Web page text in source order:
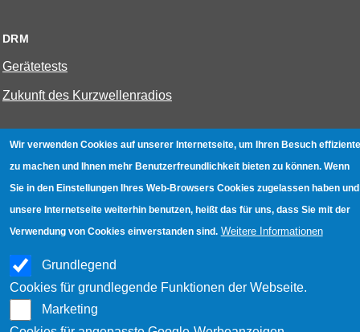
DRM
Gerätetests
Zukunft des Kurzwellenradios
W-LAN
Bestenliste
Gerätetests
Hotspot absichern
WLAN-Testbuch
Wir verwenden Cookies auf unserer Internetseite, um Ihren Besuch
zu machen und Ihnen mehr Benutzerfreundlichkeit bieten zu können. Wenn
Sie in den Einstellungen Ihres Web-Browsers Cookies zugelassen haben und
unsere Internetseite weiterhin benutzen, heißt das für uns, dass Sie mit der
Verwendung von Cookies einverstanden sind. Weitere Informationen
Grundlegend
Cookies für grundlegende Funktionen der Webseite.
Marketing